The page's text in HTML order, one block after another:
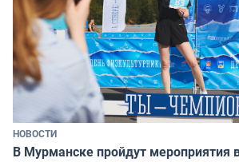
НОВОСТИ
В Мурманске пройдут мероприятия